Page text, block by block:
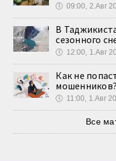
🕔 09:00, 2.Авг
В
сезонного
🕔 12:00, 1.Авг
Как не
🕔 11:00, 1.Авг
Все